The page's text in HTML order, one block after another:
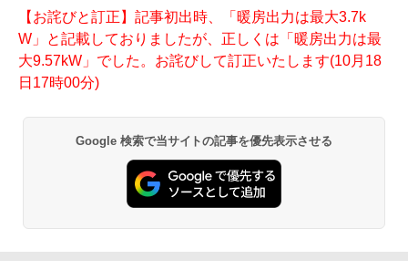
【お詫びと訂正】記事初出時、「暖房出力は最大3.7k
W」と記載しておりましたが、正しくは「暖房出力は最
大9.57kW」でした。お詫びして訂正いたします(10月18
日17時00分)
Google 検索で当サイトの記事を優先表示させる